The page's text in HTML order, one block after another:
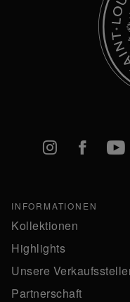
Instagram
Facebook
INFORMATIONEN
Kollektionen
Highlights
Unsere
Partnerschaft